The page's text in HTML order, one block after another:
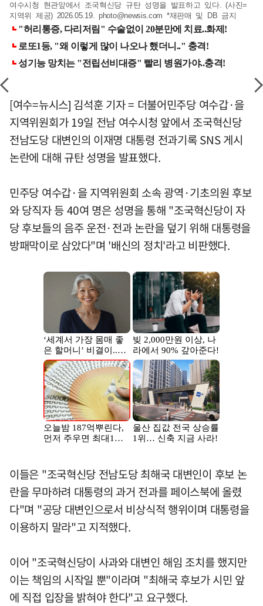
여수시청 현관앞에서 조국혁신당 규탄 성명을 발표하고 있다. (사진=
지역위 제공) 2026.05.19. photo@newsis.com *재판매 및 DB 금지
[여수=뉴시스] 김석훈 기자 = 더불어민주당 여수갑·을
지역위원회가 19일 전남 여수시청 앞에서 조국혁신당
전남도당 대변인의 이재명 대통령 전과기록 SNS 게시
논란에 대해 규탄 성명을 발표했다.
민주당 여수갑·을 지역위원회 소속 광역·기초의원 후보
와 당직자 등 40여 명은 성명을 통해 "조국혁신당이 자
당 후보들의 음주 운전·전과 논란을 덮기 위해 대통령을
방패막이로 삼았다"며 '배신의 정치'라고 비판했다.
이들은 "조국혁신당 전남도당 최해국 대변인이 후보 논
란을 무마하려 대통령의 과거 전과를 페이스북에 올렸
다"며 "공당 대변인으로서 비상식적 행위이며 대통령을
이용하지 말라"고 지적했다.
이어 "조국혁신당이 사과와 대변인 해임 조치를 했지만
이는 책임의 시작일 뿐"이라며 "최해국 후보가 시민 앞
에 직접 입장을 밝혀야 한다"고 요구했다.